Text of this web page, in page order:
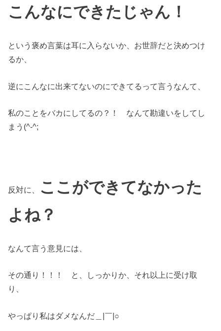
こんなにできたじゃん！
という褒め言葉は耳に入らないか、お世辞だと決めつけ
るか、
逆にこんなに出来てないのにできてるって言うなんて、
私のことをバカにしてるの？！ なんて勘違いをしてし
まう(^-^;
反対に、
ここができてなかった
よね？
なんて言う意見には、
その通り！！！ と、しっかりか、それ以上に受け取
り、
やっぱり私はダメなんだ＿|￣|○